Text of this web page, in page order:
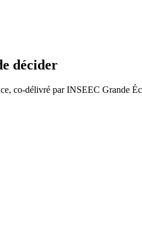
décider
co-délivré par INSEEC Grande